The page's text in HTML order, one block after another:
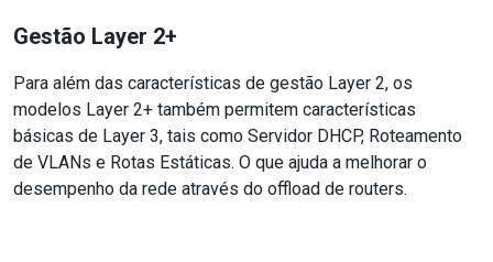
Gestão Layer 2+
Para além das características de gestão Layer 2, os
modelos Layer 2+ também permitem características
básicas de Layer 3, tais como Servidor DHCP, Roteamento
de VLANs e Rotas Estáticas. O que ajuda a melhorar o
desempenho da rede através do offload de routers.